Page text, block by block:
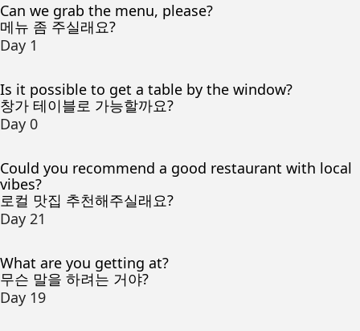
Can we grab the menu, please?
메뉴 좀 주실래요?
Day 1
Is it possible to get a table by the window?
창가 테이블로 가능할까요?
Day 0
Could you recommend a good restaurant with local
vibes?
로컬 맛집 추천해주실래요?
Day 21
What are you getting at?
무슨 말을 하려는 거야?
Day 19